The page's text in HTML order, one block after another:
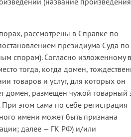
рассмотрены в Справке по
президиума Суда по
спорам). Согласно изложенному
тогда, когда домен,
товаров и услуг, для которых он
домен, размещен чужой товарный
этом сама по себе регистрация
имени может быть признана
далее — ГК РФ) и/или